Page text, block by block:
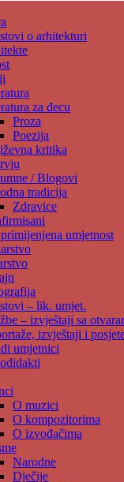
o arhitekturi
za đecu
Proza
Poezija
kritika
/ Blogovi
tradicija
Zdravice
umjetnost
– lik. umjet.
– izvještaji sa
izvještaji i
umjetnici
O muzici
O kompozitorima
O izvođačima
Narodne
Dječije